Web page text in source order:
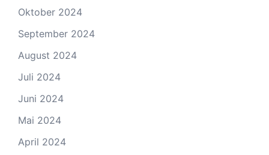
Oktober 2024
September 2024
August 2024
Juli 2024
Juni 2024
Mai 2024
April 2024